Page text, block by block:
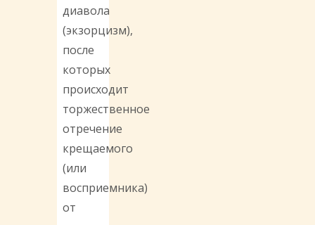
диавола
(экзорцизм),
после
которых
происходит
торжественное
отречение
крещаемого
(или
восприемника)
от